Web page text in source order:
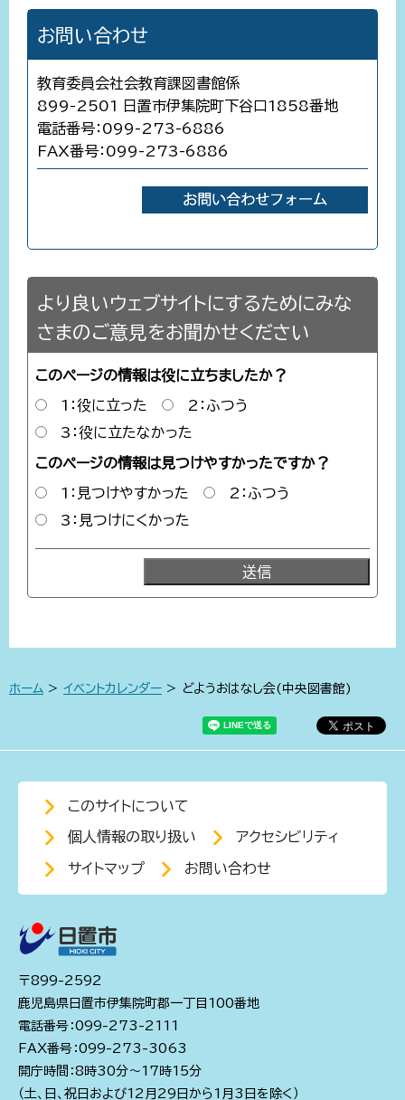
お問い合わせ
教育委員会社会教育課図書館係
899-2501 日置市伊集院町下谷口1858番地
電話番号：099-273-6886
FAX番号：099-273-6886
より良いウェブサイトにするためにみな
さまのご意見をお聞かせください
このページの情報は役に立ちましたか？
1：役に立った
2：ふつう
3：役に立たなかった
このページの情報は見つけやすかったですか？
1：見つけやすかった
2：ふつう
3：見つけにくかった
ホーム > イベントカレンダー > どようおはなし会(中央図書館)
このサイトについて
個人情報の取り扱い アクセシビリティ
サイトマップ お問い合わせ
〒899-2592
鹿児島県日置市伊集院町郡一丁目100番地
電話番号：099-273-2111
FAX番号：099-273-3063
開庁時間：8時30分～17時15分
（土、日、祝日および12月29日から1月3日を除く）